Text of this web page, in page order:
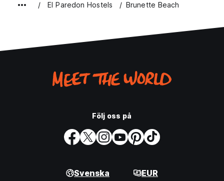
El Paredon Hostels Brunette Beach
Följ oss på
Svenska EUR